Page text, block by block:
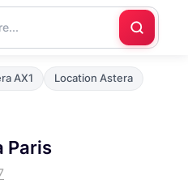
AX1
Location Astera
Paris